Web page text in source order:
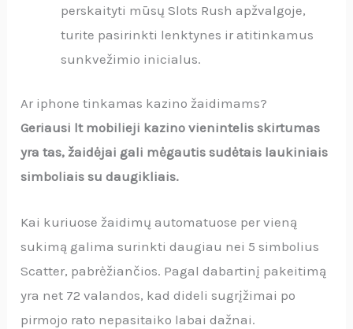
perskaityti mūsų Slots Rush apžvalgoje,
turite pasirinkti lenktynes ir atitinkamus
sunkvežimio inicialus.
Ar iphone tinkamas kazino žaidimams?
Geriausi lt mobilieji kazino vienintelis skirtumas
yra tas, žaidėjai gali mėgautis sudėtais laukiniais
simboliais su daugikliais.
Kai kuriuose žaidimų automatuose per vieną
sukimą galima surinkti daugiau nei 5 simbolius
Scatter, pabrėžiančios. Pagal dabartinį pakeitimą
yra net 72 valandos, kad dideli sugrįžimai po
pirmojo rato nepasitaiko labai dažnai.